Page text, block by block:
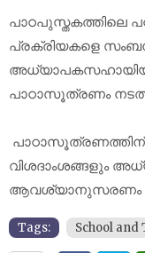
പാഠപുസ്തകത്തിലെ
പ്രക്രിയകളെ
പാഠാസൂത്രണം
പാഠാസൂത്രണത്തിന്
വിശദാംശങ്ങളും
ആവശ്യാനുസരണം
Tags: School and